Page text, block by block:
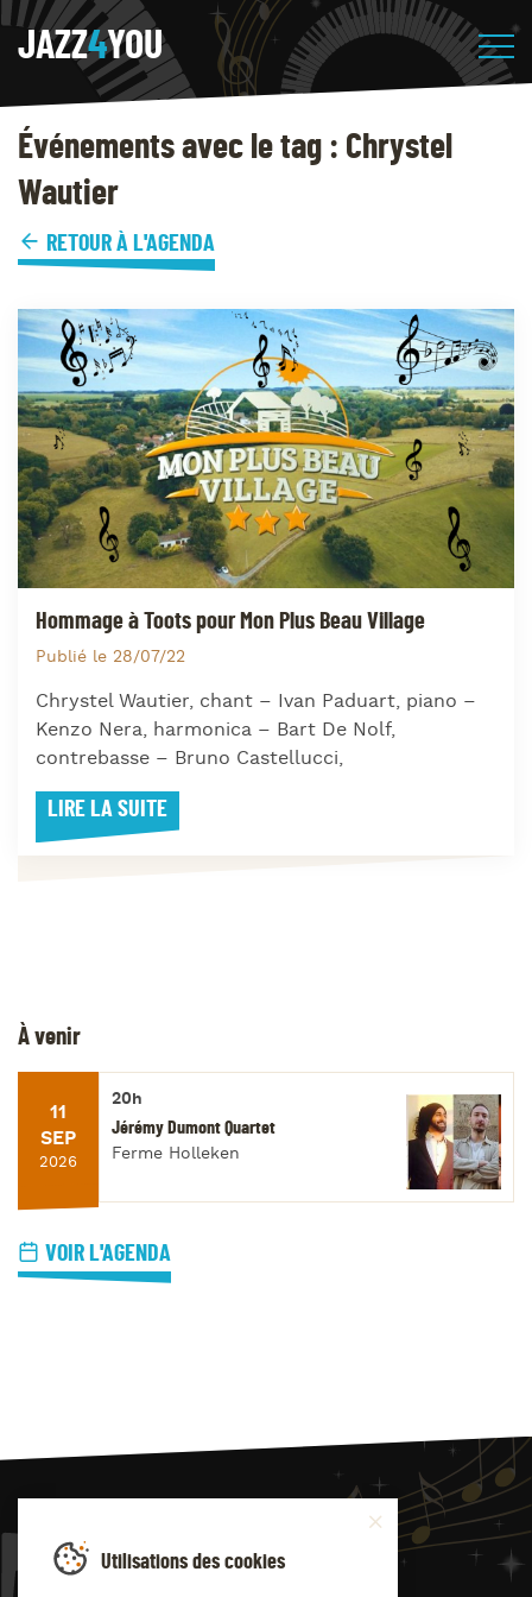
JAZZ4YOU
Événements avec le tag : Chrystel
Wautier
RETOUR À L'AGENDA
Hommage à Toots pour Mon Plus Beau Village
Publié le 28/07/22
Chrystel Wautier, chant – Ivan Paduart, piano –
Kenzo Nera, harmonica – Bart De Nolf,
contrebasse – Bruno Castellucci,
LIRE LA SUITE
À venir
11
SEP
2026
20h
Jérémy Dumont Quartet
Ferme Holleken
VOIR L'AGENDA
JAZZ4
Utilisations des cookies